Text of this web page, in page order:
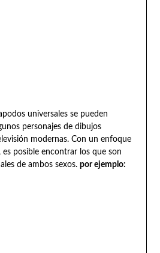
universales se pueden
personajes de dibujos
modernas. Con un enfoque
es posible encontrar los que son
de ambos sexos. por ejemplo: